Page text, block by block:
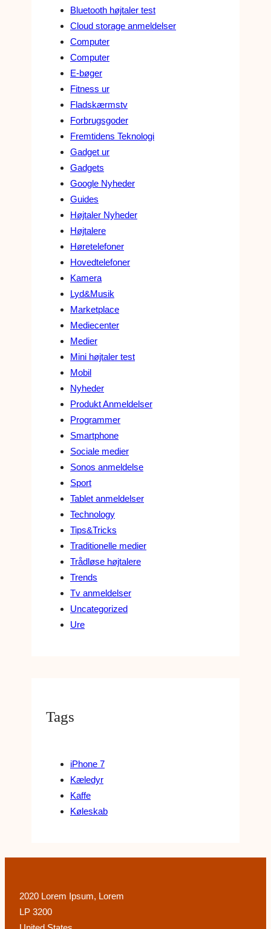
Bluetooth højtaler test
Cloud storage anmeldelser
Computer
Computer
E-bøger
Fitness ur
Fladskærmstv
Forbrugsgoder
Fremtidens Teknologi
Gadget ur
Gadgets
Google Nyheder
Guides
Højtaler Nyheder
Højtalere
Høretelefoner
Hovedtelefoner
Kamera
Lyd&Musik
Marketplace
Mediecenter
Medier
Mini højtaler test
Mobil
Nyheder
Produkt Anmeldelser
Programmer
Smartphone
Sociale medier
Sonos anmeldelse
Sport
Tablet anmeldelser
Technology
Tips&Tricks
Traditionelle medier
Trådløse højtalere
Trends
Tv anmeldelser
Uncategorized
Ure
Tags
iPhone 7
Kæledyr
Kaffe
Køleskab
2020 Lorem Ipsum, Lorem
LP 3200